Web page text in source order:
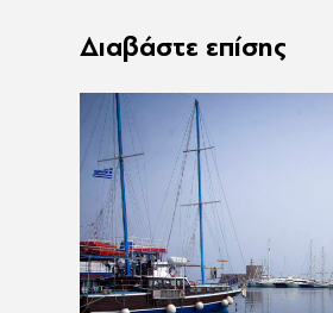
Διαβάστε επίσης